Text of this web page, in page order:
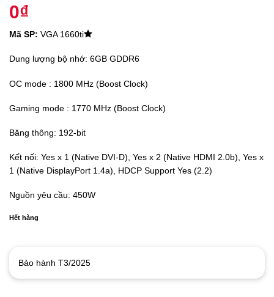
0₫
Mã SP: VGA 1660ti
Dung lượng bộ nhớ: 6GB GDDR6
OC mode : 1800 MHz (Boost Clock)
Gaming mode : 1770 MHz (Boost Clock)
Băng thông: 192-bit
Kết nối: Yes x 1 (Native DVI-D), Yes x 2 (Native HDMI 2.0b), Yes x
1 (Native DisplayPort 1.4a), HDCP Support Yes (2.2)
Nguồn yêu cầu: 450W
Hết hàng
Bảo hành T3/2025